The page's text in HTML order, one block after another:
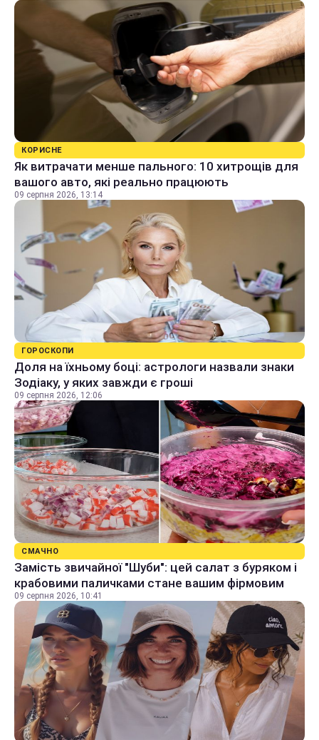
КОРИСНЕ
Як витрачати менше пального: 10 хитрощів для
вашого авто, які реально працюють
09 серпня 2026, 13:14
ГОРОСКОПИ
Доля на їхньому боці: астрологи назвали знаки
Зодіаку, у яких завжди є гроші
09 серпня 2026, 12:06
СМАЧНО
Замість звичайної "Шуби": цей салат з буряком і
крабовими паличками стане вашим фірмовим
09 серпня 2026, 10:41